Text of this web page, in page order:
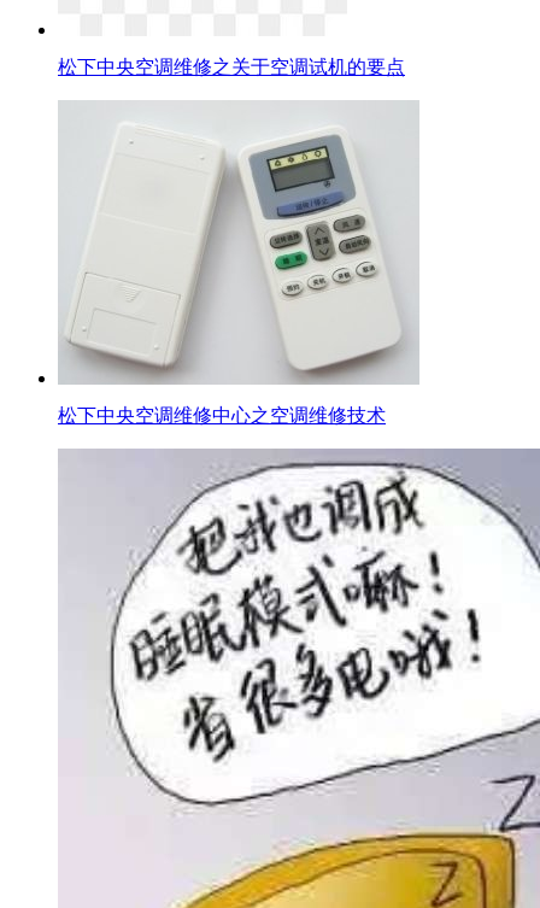
松下中央空调维修之关于空调试机的要点
松下中央空调维修中心之空调维修技术